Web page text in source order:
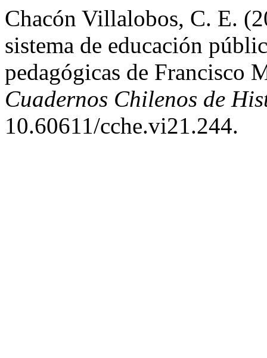
Chacón Villalobos, C. E.
sistema de educación
pedagógicas de Francisco
Cuadernos Chilenos de
10.60611/cche.vi21.244.